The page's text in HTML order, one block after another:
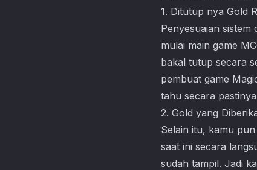
1. Ditutup nya Gold
Penyesuaian
mulai main game
bakal tutup secara
pembuat game
tahu secara
2. Gold yang
Selain itu, kamu
saat ini secara
sudah tampil. Jadi